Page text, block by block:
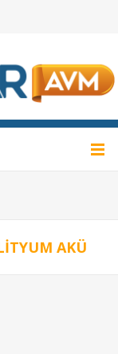
AKÜ